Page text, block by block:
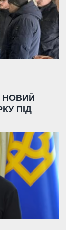
НОВИЙ
ПІД